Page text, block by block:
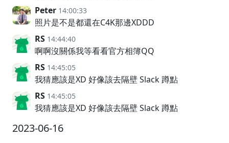
Peter 14:00:33
照片是不是都還在C4K那邊XDDD
RS 14:44:40
啊啊沒關係我等看看官方相簿QQ
RS 14:45:05
我猜應該是XD 好像該去隔壁 Slack 蹲點
RS 14:45:05
我猜應該是XD 好像該去隔壁 Slack 蹲點
2023-06-16